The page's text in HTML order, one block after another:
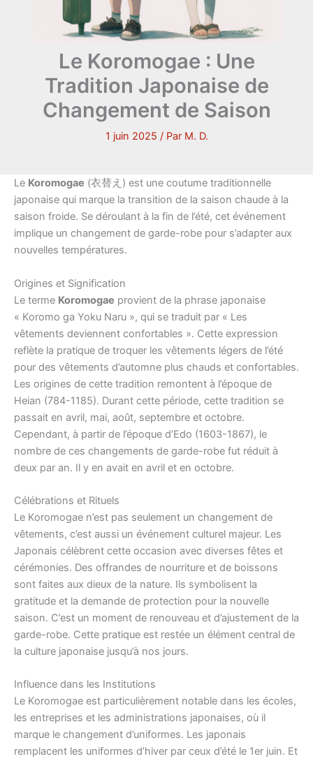
Le Koromogae : Une
Tradition Japonaise de
Changement de Saison
1 juin 2025 / Par M. D.
Le Koromogae (衣替え) est une coutume traditionnelle
japonaise qui marque la transition de la saison chaude à la
saison froide. Se déroulant à la fin de l’été, cet événement
implique un changement de garde-robe pour s’adapter aux
nouvelles températures.
Origines et Signification
Le terme Koromogae provient de la phrase japonaise
« Koromo ga Yoku Naru », qui se traduit par « Les
vêtements deviennent confortables ». Cette expression
reflète la pratique de troquer les vêtements légers de l’été
pour des vêtements d’automne plus chauds et confortables.
Les origines de cette tradition remontent à l’époque de
Heian (784-1185). Durant cette période, cette tradition se
passait en avril, mai, août, septembre et octobre.
Cependant, à partir de l’époque d’Edo (1603-1867), le
nombre de ces changements de garde-robe fut réduit à
deux par an. Il y en avait en avril et en octobre.
Célébrations et Rituels
Le Koromogae n’est pas seulement un changement de
vêtements, c’est aussi un événement culturel majeur. Les
Japonais célèbrent cette occasion avec diverses fêtes et
cérémonies. Des offrandes de nourriture et de boissons
sont faites aux dieux de la nature. Ils symbolisent la
gratitude et la demande de protection pour la nouvelle
saison. C’est un moment de renouveau et d’ajustement de la
garde-robe. Cette pratique est restée un élément central de
la culture japonaise jusqu’à nos jours.
Influence dans les Institutions
Le Koromogae est particulièrement notable dans les écoles,
les entreprises et les administrations japonaises, où il
marque le changement d’uniformes. Les japonais
remplacent les uniformes d’hiver par ceux d’été le 1er juin. Et